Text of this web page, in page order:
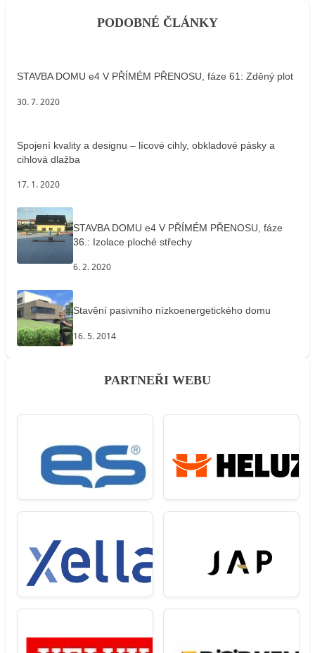
PODOBNÉ ČLÁNKY
STAVBA DOMU e4 V PŘÍMÉM PŘENOSU, fáze 61: Zděný plot
30. 7. 2020
Spojení kvality a designu – lícové cihly, obkladové pásky a
cihlová dlažba
17. 1. 2020
STAVBA DOMU e4 V PŘÍMÉM PŘENOSU, fáze
36.: Izolace ploché střechy
6. 2. 2020
Stavění pasivního nízkoenergetického domu
16. 5. 2014
PARTNEŘI WEBU